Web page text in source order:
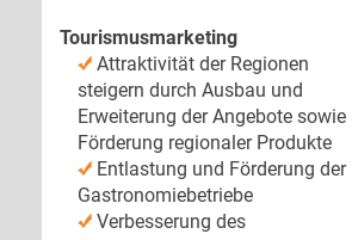
Tourismusmarketing
Attraktivität der Regionen
steigern durch Ausbau und
Erweiterung der Angebote sowie
Förderung regionaler Produkte
Entlastung und Förderung der
Gastronomiebetriebe
Verbesserung des